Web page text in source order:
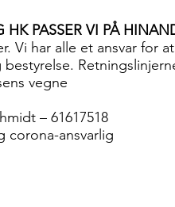
HK PASSER VI PÅ
Vi har alle et ansvar
bestyrelse.
vegne
– 61617518
corona-ansvarlig